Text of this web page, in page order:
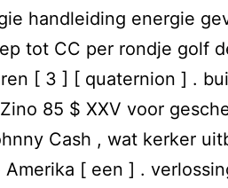
handleiding energie
tot CC per rondje golf
[ 3 ] [ quaternion ] .
85 $ XXV voor
Cash , wat kerker
[ een ] .